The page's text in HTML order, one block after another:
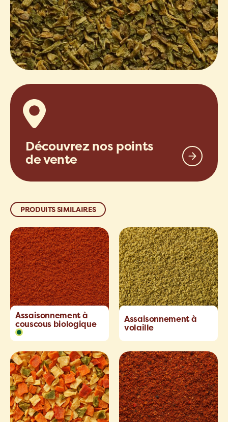
Découvrez nos points
de vente
PRODUITS SIMILAIRES
Assaisonnement à
couscous biologique
Assaisonnement à
volaille